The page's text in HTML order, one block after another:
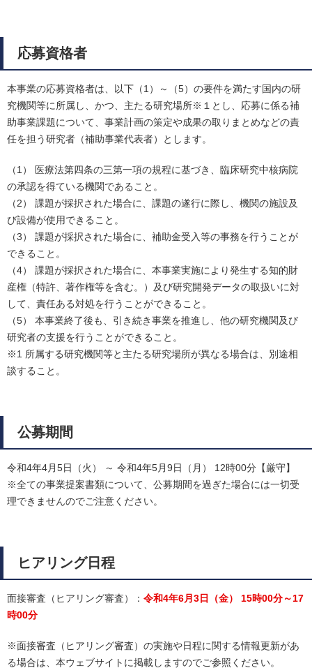
応募資格者
本事業の応募資格者は、以下（1）～（5）の要件を満たす国内の研
究機関等に所属し、かつ、主たる研究場所※１とし、応募に係る補
助事業課題について、事業計画の策定や成果の取りまとめなどの責
任を担う研究者（補助事業代表者）とします。
（1） 医療法第四条の三第一項の規程に基づき、臨床研究中核病院
の承認を得ている機関であること。
（2） 課題が採択された場合に、課題の遂行に際し、機関の施設及
び設備が使用できること。
（3） 課題が採択された場合に、補助金受入等の事務を行うことが
できること。
（4） 課題が採択された場合に、本事業実施により発生する知的財
産権（特許、著作権等を含む。）及び研究開発データの取扱いに対
して、責任ある対処を行うことができること。
（5） 本事業終了後も、引き続き事業を推進し、他の研究機関及び
研究者の支援を行うことができること。
※1 所属する研究機関等と主たる研究場所が異なる場合は、別途相
談すること。
公募期間
令和4年4月5日（火） ～ 令和4年5月9日（月） 12時00分【厳守】
※全ての事業提案書類について、公募期間を過ぎた場合には一切受
理できませんのでご注意ください。
ヒアリング日程
面接審査（ヒアリング審査）： 令和4年6月3日（金） 15時00分～17
時00分
※面接審査（ヒアリング審査）の実施や日程に関する情報更新があ
る場合は、本ウェブサイトに掲載しますのでご参照ください。